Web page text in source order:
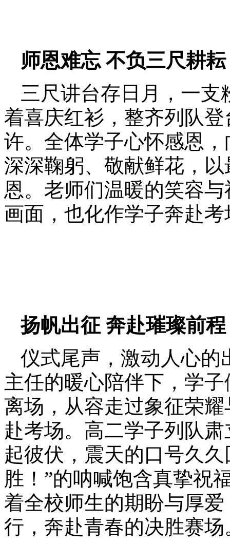
师恩难忘 不负三尺耕耘
三尺讲台存日月，一
着喜庆红衫，整齐列队
许。全体学子心怀感恩
深深鞠躬、敬献鲜花，
恩。老师们温暖的笑容
画面，也化作学子奔赴
扬帆出征 奔赴璀璨前程
仪式尾声，激动人心的
主任的暖心陪伴下，学
离场，从容走过象征荣
赴考场。高二学子列队
起彼伏，震天的口号久
胜！”的呐喊饱含真挚祝
着全校师生的期盼与厚
行，奔赴青春的决胜赛场